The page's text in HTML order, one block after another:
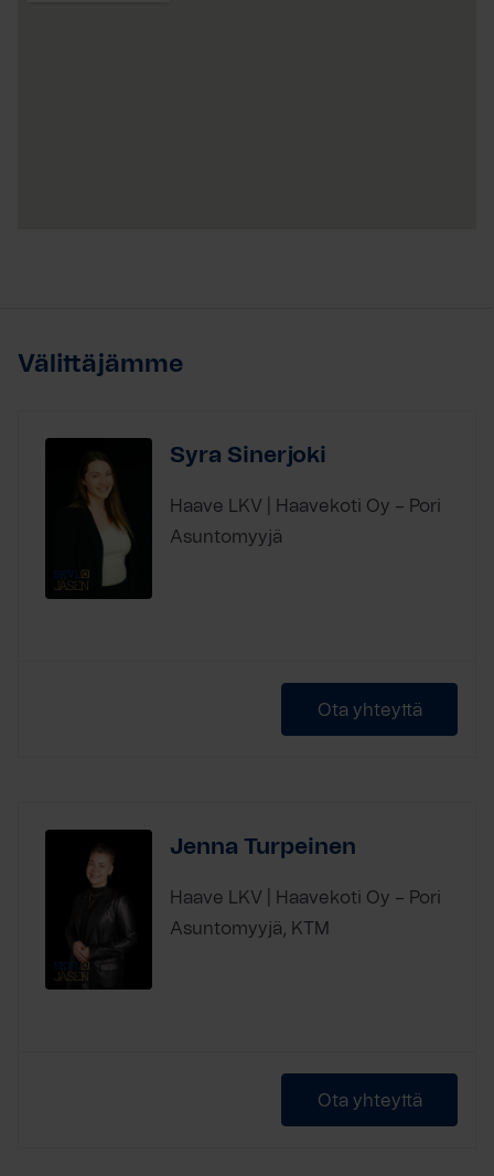
Välittäjämme
Syra Sinerjoki
Haave LKV | Haavekoti Oy – Pori
Asuntomyyjä
Ota yhteyttä
Jenna Turpeinen
Haave LKV | Haavekoti Oy – Pori
Asuntomyyjä, KTM
Ota yhteyttä